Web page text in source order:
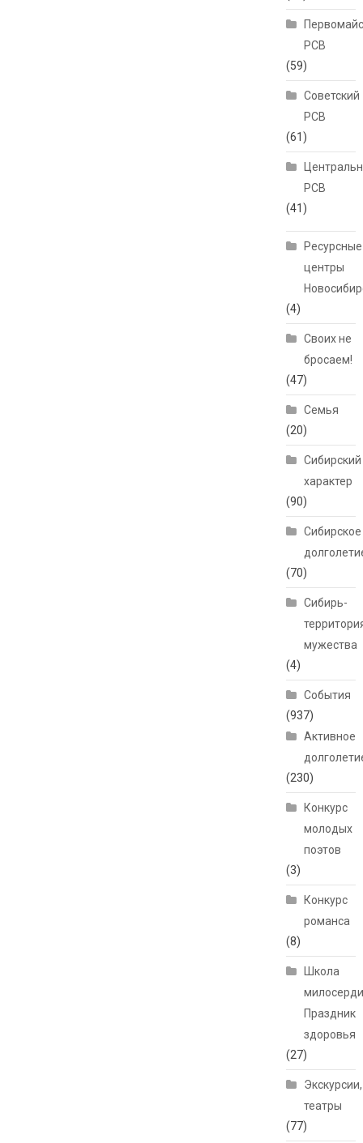
РСВ
(59)
Советский
РСВ
(61)
РСВ
(41)
Ресурсные
центры
(4)
Своих не
бросаем!
(47)
Семья
(20)
Сибирский
характер
(90)
Сибирское
(70)
Сибирь-
мужества
(4)
События
(937)
Активное
(230)
Конкурс
молодых
поэтов
(3)
Конкурс
романса
(8)
Школа
Праздник
здоровья
(27)
Экскурсии,
театры
(77)